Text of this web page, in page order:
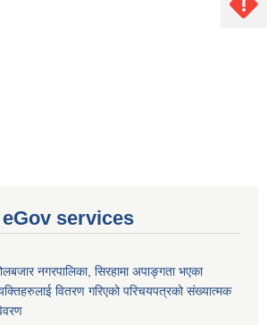
eGov services
नगरपालिका, सिरहामा अपाङ्गता भएका
वितरण गरिएको परिचयपत्रको संख्यात्मक